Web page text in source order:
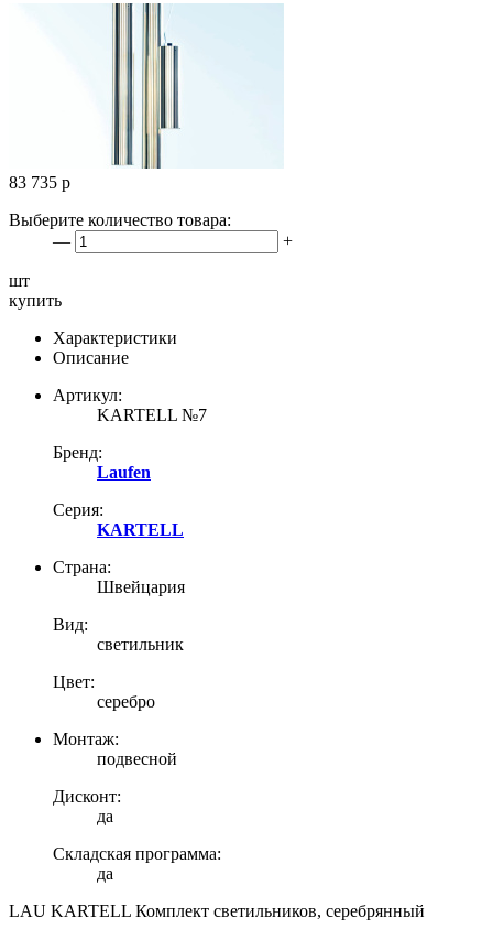
83 735 р
Выберите количество товара:
—
+
шт
купить
Характеристики
Описание
Артикул:
KARTELL №7
Бренд:
Laufen
Серия:
KARTELL
Страна:
Швейцария
Вид:
светильник
Цвет:
серебро
Монтаж:
подвесной
Дисконт:
да
Складская программа:
да
LAU KARTELL Комплект светильников, серебрянный